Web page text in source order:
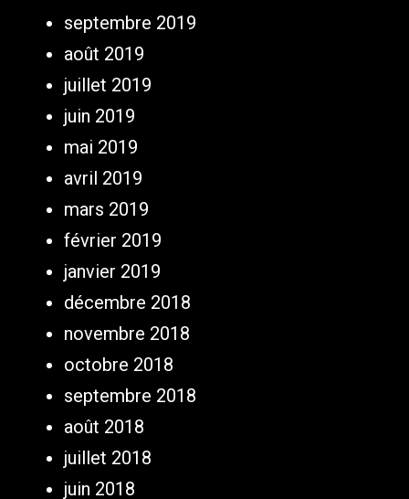
septembre 2019
août 2019
juillet 2019
juin 2019
mai 2019
avril 2019
mars 2019
février 2019
janvier 2019
décembre 2018
novembre 2018
octobre 2018
septembre 2018
août 2018
juillet 2018
juin 2018